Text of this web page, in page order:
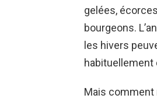
gelées,
bourgeons.
les hivers
habituellement
Mais comment